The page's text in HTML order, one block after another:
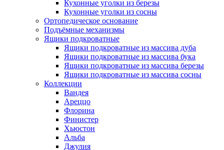
Кухонные уголки из березы
Кухонные уголки из сосны
Ортопедическое основание
Подъёмные механизмы
Ящики подкроватные
Ящики подкроватные из массива дуба
Ящики подкроватные из массива бука
Ящики подкроватные из массива березы
Ящики подкроватные из массива сосны
Коллекции
Вандея
Ареццо
Флорина
Финистер
Хьюстон
Альба
Джулия